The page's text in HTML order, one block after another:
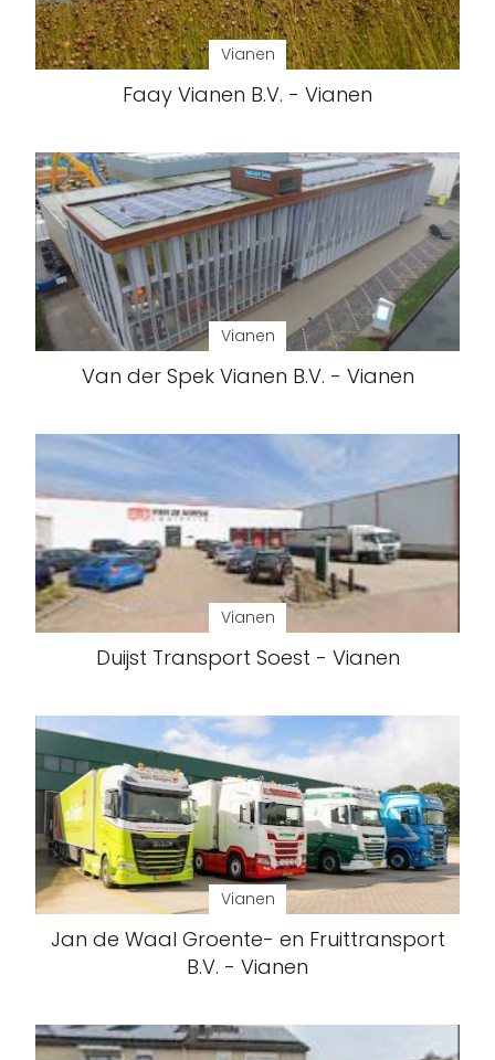
Vianen
Faay Vianen B.V. - Vianen
Vianen
Van der Spek Vianen B.V. - Vianen
Vianen
Duijst Transport Soest - Vianen
Vianen
Jan de Waal Groente- en Fruittransport
B.V. - Vianen